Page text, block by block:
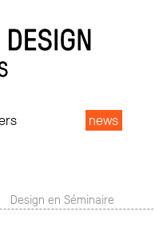
news
Design en Séminaire